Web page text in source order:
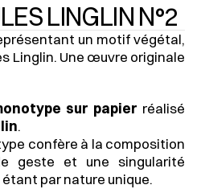
LINGLIN N°2
un motif végétal,
Linglin. Une œuvre originale
sur papier réalisé
.
confère à la composition
geste et une singularité
par nature unique.